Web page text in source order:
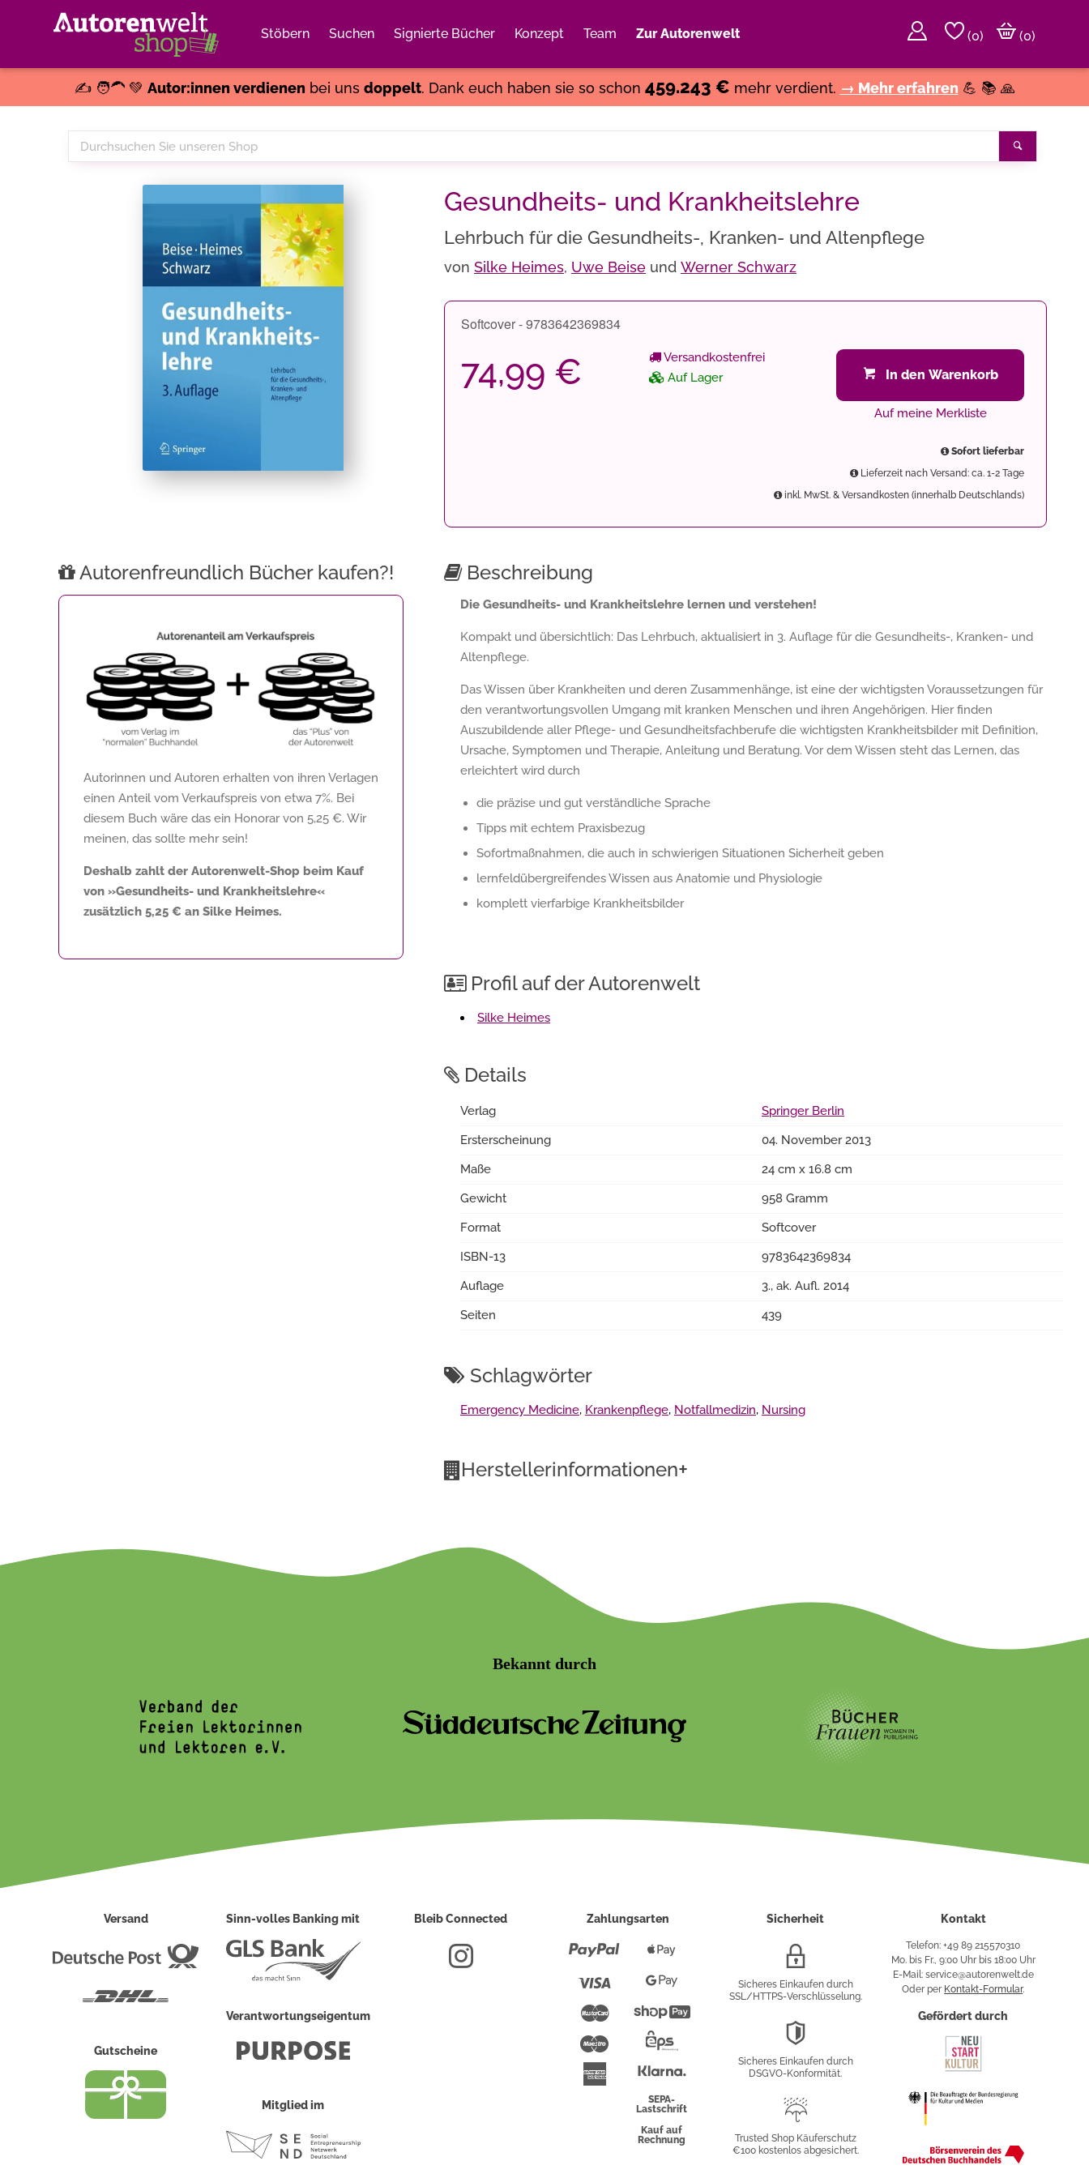
Stöbern Suchen Signierte Bücher Konzept Team Zur Autorenwelt (0)
(0)
✍️ 🧑‍🦱 💚 Autor:innen verdienenbei uns doppelt. Dank euch haben sie so schon 459.243 € mehr verdient. → Mehr erfahren 💪 📚 🙏
Durchsuchen
Sie
Gesundheits- und Krankheitslehre
Lehrbuch für die Gesundheits-, Kranken- und Altenpflege
von Silke Heimes, Uwe Beise und Werner Schwarz
Softcover - 9783642369834
74,99 €
Versandkostenfrei
Auf Lager
In den Warenkorb
Auf meine Merkliste
Sofort lieferbar
Lieferzeit nach Versand: ca. 1-2 Tage
inkl. MwSt. & Versandkosten (innerhalb Deutschlands)
Autorenfreundlich Bücher kaufen?!
Autorinnen und Autoren erhalten von ihren Verlagen
einen Anteil vom Verkaufspreis von etwa 7%. Bei
diesem Buch wäre das ein Honorar von 5,25 €. Wir
meinen, das sollte mehr sein!
Deshalb zahlt der Autorenwelt-Shop beim Kauf
von »Gesundheits- und Krankheitslehre«
zusätzlich 5,25 € an Silke Heimes.
Beschreibung
Die Gesundheits- und Krankheitslehre lernen und verstehen!
Kompakt und übersichtlich: Das Lehrbuch, aktualisiert in 3. Auflage für die Gesundheits-, Kranken- und
Altenpflege.
Das Wissen über Krankheiten und deren Zusammenhänge, ist eine der wichtigsten Voraussetzungen für
den verantwortungsvollen Umgang mit kranken Menschen und ihren Angehörigen. Hier finden
Auszubildende aller Pflege- und Gesundheitsfachberufe die wichtigsten Krankheitsbilder mit Definition,
Ursache, Symptomen und Therapie, Anleitung und Beratung. Vor dem Wissen steht das Lernen, das
erleichtert wird durch
die präzise und gut verständliche Sprache
Tipps mit echtem Praxisbezug
Sofortmaßnahmen, die auch in schwierigen Situationen Sicherheit geben
lernfeldübergreifendes Wissen aus Anatomie und Physiologie
komplett vierfarbige Krankheitsbilder
Profil auf der Autorenwelt
Silke Heimes
Details
Verlag
Springer Berlin
Ersterscheinung
04. November 2013
Maße
24 cm x 16.8 cm
Gewicht
958 Gramm
Format
Softcover
ISBN-13
9783642369834
Auflage
3., ak. Aufl. 2014
Seiten
439
Schlagwörter
Emergency Medicine, Krankenpflege, Notfallmedizin, Nursing
Herstellerinformationen+
Bekannt durch
Versand
Deutsche
Gutscheine
Sinn-volles Banking mit
Verantwortungseigentum
Mitglied im
Bleib Connected Zahlungsarten
Paypal
Mastercard
Maestro
American
Express
Pay
PayShopify
Überweisung
SEPA-
Lastschrift
Kauf auf
Rechnung
Sicherheit
Verschlüsselung
Sicheres Einkaufen durch
SSL/HTTPS-Verschlüsselung.
Sicheres Einkaufen durch
DSGVO-Konformität.
Käuferschutz
Trusted Shop Käuferschutz
€100 kostenlos abgesichert.
Kontakt
Telefon: +49 89 215570310
Mo. bis Fr., 9:00 Uhr bis 18:00 Uhr
E-Mail: service@autorenwelt.de
Oder per Kontakt-Formular.
Gefördert durch